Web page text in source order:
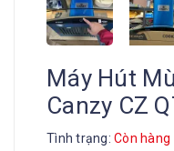
Máy Hút
Canzy CZ
Tình trạng: Còn hàng